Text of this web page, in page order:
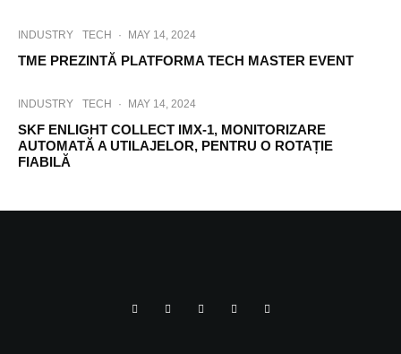
INDUSTRY TECH · MAY 14, 2024
TME PREZINTĂ PLATFORMA TECH MASTER EVENT
INDUSTRY TECH · MAY 14, 2024
SKF ENLIGHT COLLECT IMX-1, MONITORIZARE
AUTOMATĂ A UTILAJELOR, PENTRU O ROTAȚIE
FIABILĂ